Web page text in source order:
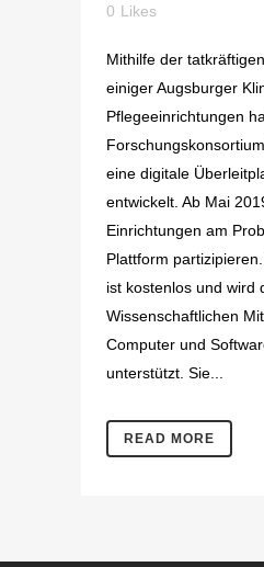
0 Likes
Mithilfe der
einiger Augsburger
Pflegeeinrichtungen
eine digitale
entwickelt. Ab Mai
Einrichtungen am
Plattform
ist kostenlos und wird
Wissenschaftlichen
Computer und
unterstützt. Sie...
READ MORE